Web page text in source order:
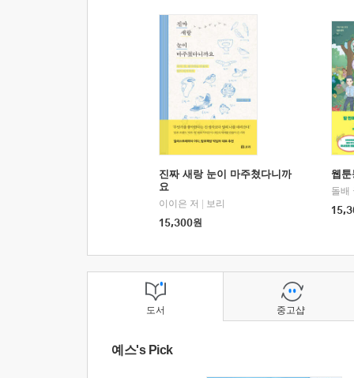
진짜 새랑 눈이 마주쳤다니까
요
이이은 저
보리
15,300원
웹
돌배
도서
예스's Pick
중고샵